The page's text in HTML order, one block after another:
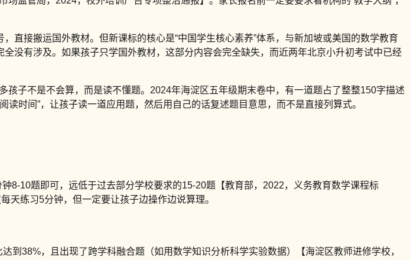
，直接搬运国外教材。但新课标的核心是“中国学生核心素养”体系，与新加坡或美国的数学教育
没有涉及。如果孩子只学国外教材，这部分内容会完全缺失，而近两年北京小升初考试中已经
孩子不是不会算，而是读不懂题。2024年海淀区五年级期末卷中，有一道题占了整整150字描述
时间”，让孩子读一道应用题，然后用自己的话复述题目意思，而不是直接列算式。
8-10题即可，远低于过去部分学校要求的15-20题【教育部，2022，义务教育数学课程标
天练习5分钟，但一定要让孩子边操作边说算理。
到38%，且出现了跨学科融合题（如用数学知识分析科学实验数据）【海淀区教师进修学校，